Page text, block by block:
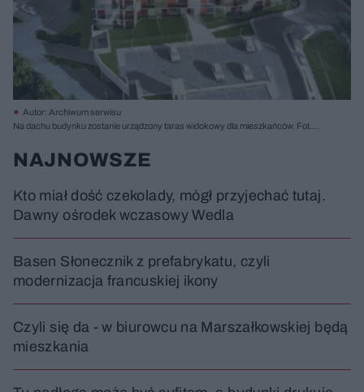
Autor: Archiwum serwisu
Na dachu budynku zostanie urządzony taras widokowy dla mieszkańców. Fot.
NAJNOWSZE
Kto miał dość czekolady, mógł przyjechać tutaj.
Dawny ośrodek wczasowy Wedla
Basen Słonecznik z prefabrykatu, czyli
modernizacja francuskiej ikony
Czyli się da - w biurowcu na Marszałkowskiej będą
mieszkania